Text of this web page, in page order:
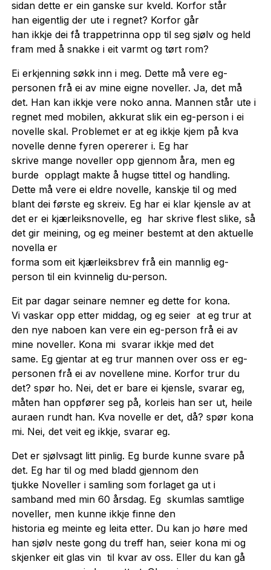
sidan dette er ein ganske sur kveld. Korfor står
han eigentlig der ute i regnet? Korfor går
han ikkje dei få trappetrinna opp til seg sjølv og held
fram med å snakke i eit varmt og tørt rom?
Ei erkjenning søkk inn i meg. Dette må vere eg-
personen frå ei av mine eigne noveller. Ja, det må
det. Han kan ikkje vere noko anna. Mannen står ute i
regnet med mobilen, akkurat slik ein eg-person i ei
novelle skal. Problemet er at eg ikkje kjem på kva
novelle denne fyren opererer i. Eg har
skrive mange noveller opp gjennom åra, men eg
burde opplagt makte å hugse tittel og handling.
Dette må vere ei eldre novelle, kanskje til og med
blant dei første eg skreiv. Eg har ei klar kjensle av at
det er ei kjærleiksnovelle, eg har skrive flest slike, så
det gir meining, og eg meiner bestemt at den aktuelle
novella er
forma som eit kjærleiksbrev frå ein mannlig eg-
person til ein kvinnelig du-person.
Eit par dagar seinare nemner eg dette for kona.
Vi vaskar opp etter middag, og eg seier at eg trur at
den nye naboen kan vere ein eg-person frå ei av
mine noveller. Kona mi svarar ikkje med det
same. Eg gjentar at eg trur mannen over oss er eg-
personen frå ei av novellene mine. Korfor trur du
det? spør ho. Nei, det er bare ei kjensle, svarar eg,
måten han oppfører seg på, korleis han ser ut, heile
auraen rundt han. Kva novelle er det, då? spør kona
mi. Nei, det veit eg ikkje, svarar eg.
Det er sjølvsagt litt pinlig. Eg burde kunne svare på
det. Eg har til og med bladd gjennom den
tjukke Noveller i samling som forlaget ga ut i
samband med min 60 årsdag. Eg skumlas samtlige
noveller, men kunne ikkje finne den
historia eg meinte eg leita etter. Du kan jo høre med
han sjølv neste gong du treff han, seier kona mi og
skjenker eit glas vin til kvar av oss. Eller du kan gå